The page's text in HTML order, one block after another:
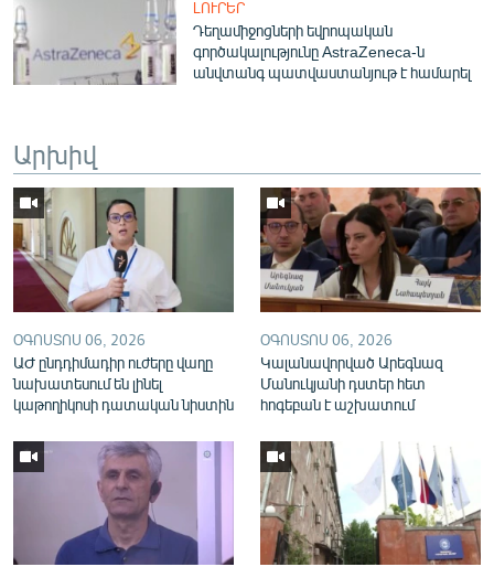
English
Русский
«Ազատության» բոլոր կայքերը
ԼՈՒՐԵՐ
Դեղամիջոցների եվրոպական
գործակալությունը AstraZeneca-ն
անվտանգ պատվաստանյութ է համարել
Արխիվ
ՕԳՈՍՏՈՍ 06, 2026
ԱԺ ընդդիմադիր ուժերը վաղը
նախատեսում են լինել
կաթողիկոսի դատական նիստին
ՕԳՈՍՏՈՍ 06, 2026
Կալանավորված Արեգնազ
Մանուկյանի դստեր հետ
հոգեբան է աշխատում